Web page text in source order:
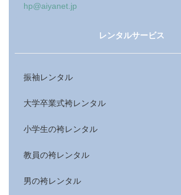
hp@aiyanet.jp
レンタルサービス
振袖レンタル
大学卒業式袴レンタル
小学生の袴レンタル
教員の袴レンタル
男の袴レンタル